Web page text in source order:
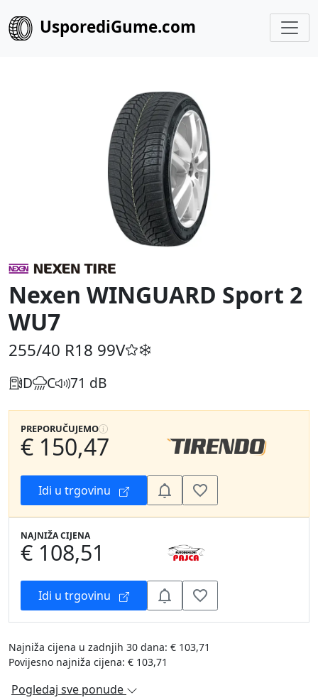
UsporediGume.com
Nexen WINGUARD Sport 2
WU7
255/40 R18 99V
D C 71 dB
PREPORUČUJEMO
€ 150,47
Idi u trgovinu
NAJNIŽA CIJENA
€ 108,51
Idi u trgovinu
Najniža cijena u zadnjih 30 dana: € 103,71
Povijesno najniža cijena: € 103,71
Pogledaj sve ponude